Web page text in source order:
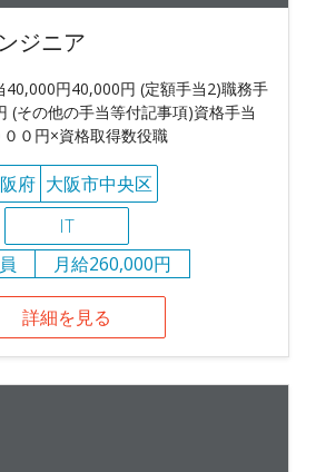
ジニア
40,000円40,000円 (定額手当2)職務手
(その他の手当等付記事項)資格手当
０円×資格取得数役職
府 大阪市中央区
IT
月給260,000円
詳細を見る